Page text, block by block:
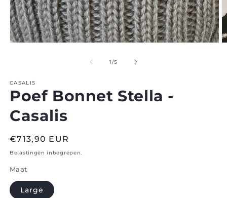
1/van
5
CASALIS
Poef Bonnet Stella -
Casalis
Normale
prijs
€713,90 EUR
Belastingen inbegrepen.
Maat
Large